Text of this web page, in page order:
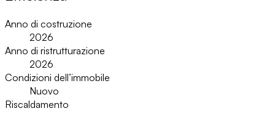
Anno di costruzione
2026
Anno di ristrutturazione
2026
Condizioni dell’immobile
Nuovo
Riscaldamento